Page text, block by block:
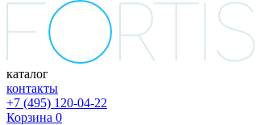
каталог
контакты
+7 (495) 120-04-22
Корзина 0